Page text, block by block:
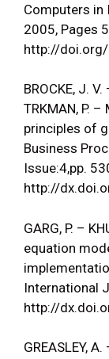
Computers in
2005, Pages
http://
BROCKE, J. V.
TRKMAN, P. –
principles of
Business
Issue:4,pp.
http://
GARG, P. –
equation
International
http://
GREASLEY,